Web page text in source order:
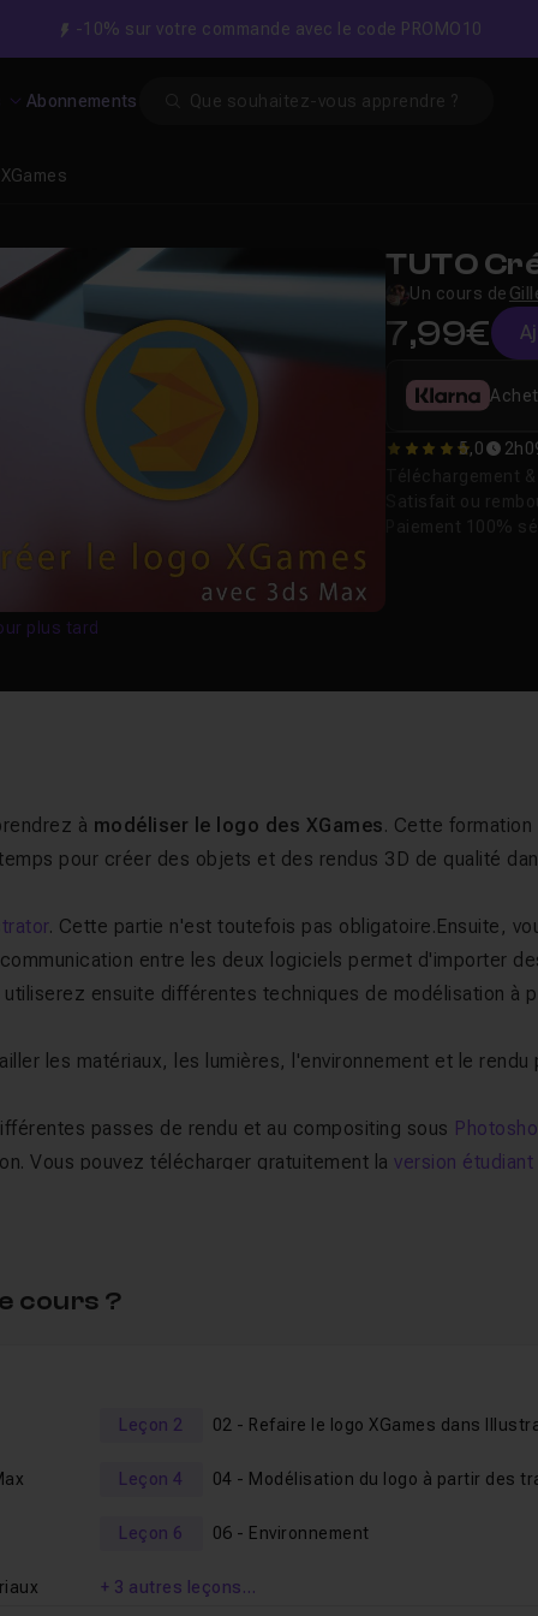
-10% sur votre commande avec le code PROMO10
Abonnements
plus tard
TUTO
Un cours de
7,99€
5 5,0
à modéliser le logo des XGames. Cette formation
pour créer des objets et des rendus 3D de qualité
. Cette partie n'est toutefois pas obligatoire.Ensuite,
entre les deux logiciels permet d'importer
ensuite différentes techniques de modélisation à
les matériaux, les lumières, l'environnement et le rendu
passes de rendu et au compositing sous
Vous pouvez télécharger gratuitement laversion
cours ?
Leçon 2 02 - Refaire le logo XGames dans
Leçon 4 04 - Modélisation du logo à partir des
Leçon 6 06 - Environnement
+ 3 autres leçons…